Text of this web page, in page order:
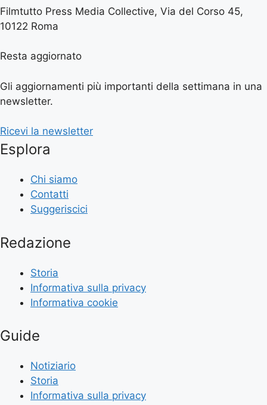
Filmtutto Press Media Collective, Via del Corso 45,
10122 Roma
Resta aggiornato
Gli aggiornamenti più importanti della settimana in una
newsletter.
Ricevi la newsletter
Esplora
Chi siamo
Contatti
Suggeriscici
Redazione
Storia
Informativa sulla privacy
Informativa cookie
Guide
Notiziario
Storia
Informativa sulla privacy